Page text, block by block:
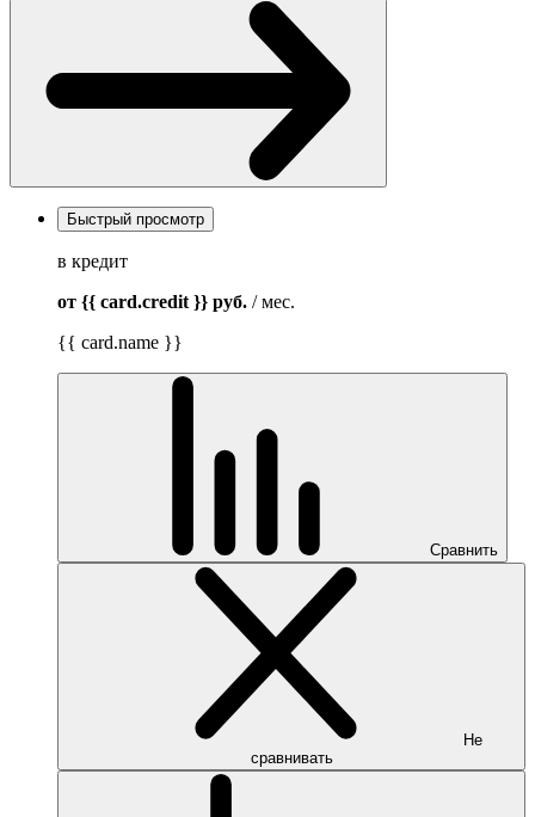
Быстрый просмотр
в кредит
от {{ card.credit }} руб. / мес.
{{ card.name }}
Сравнить
Не
сравнивать